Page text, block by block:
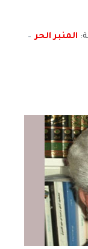
المنبر الحر